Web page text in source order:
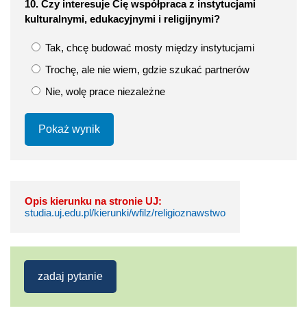
10. Czy interesuje Cię współpraca z instytucjami
kulturalnymi, edukacyjnymi i religijnymi?
Tak, chcę budować mosty między instytucjami
Trochę, ale nie wiem, gdzie szukać partnerów
Nie, wolę prace niezależne
Pokaż wynik
Opis kierunku na stronie UJ:
studia.uj.edu.pl/kierunki/wfilz/religioznawstwo
zadaj pytanie